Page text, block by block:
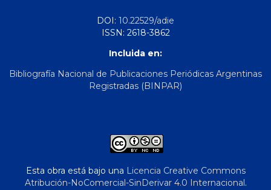
DOI: 10.22529/adie
ISSN: 2618-3862
Incluida en:
Bibliografía Nacional de Publicaciones Periódicas Argentinas
Registradas (BINPAR)
Esta obra está bajo una Licencia Creative Commons
Atribución-NoComercial-SinDerivar 4.0 Internacional.